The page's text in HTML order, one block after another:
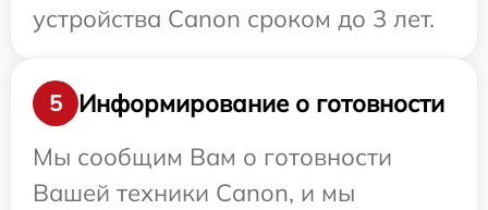
устройства Canon сроком до 3 лет.
5
Информирование о готовности
Мы сообщим Вам о готовности
Вашей техники Canon, и мы